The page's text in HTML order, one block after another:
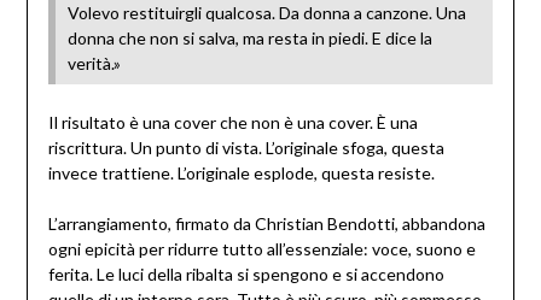
Volevo restituirgli qualcosa. Da donna a canzone. Una
donna che non si salva, ma resta in piedi. E dice la
verità.»
Il risultato è una cover che non è una cover. È una
riscrittura. Un punto di vista. L’originale sfoga, questa
invece trattiene. L’originale esplode, questa resiste.
L’arrangiamento, firmato da Christian Bendotti, abbandona
ogni epicità per ridurre tutto all’essenziale: voce, suono e
ferita. Le luci della ribalta si spengono e si accendono